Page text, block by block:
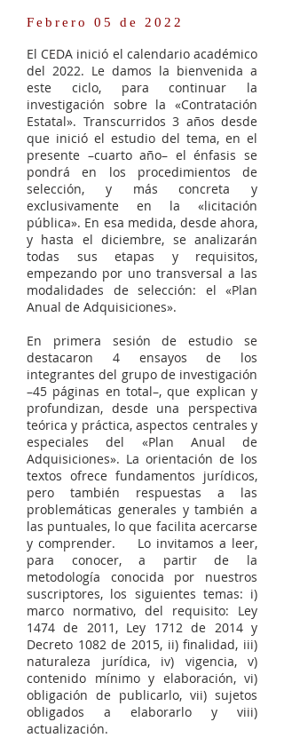
Febrero 05 de 2022
El CEDA inició el calendario académico
del 2022. Le damos la bienvenida a
este ciclo, para continuar la
investigación sobre la «Contratación
Estatal». Transcurridos 3 años desde
que inició el estudio del tema, en el
presente –cuarto año– el énfasis se
pondrá en los procedimientos de
selección, y más concreta y
exclusivamente en la «licitación
pública». En esa medida, desde ahora,
y hasta el diciembre, se analizarán
todas sus etapas y requisitos,
empezando por uno transversal a las
modalidades de selección: el «Plan
Anual de Adquisiciones».
En primera sesión de estudio se
destacaron 4 ensayos de los
integrantes del grupo de investigación
–45 páginas en total–, que explican y
profundizan, desde una perspectiva
teórica y práctica, aspectos centrales y
especiales del «Plan Anual de
Adquisiciones». La orientación de los
textos ofrece fundamentos jurídicos,
pero también respuestas a las
problemáticas generales y también a
las puntuales, lo que facilita acercarse
y comprender. Lo invitamos a leer,
para conocer, a partir de la
metodología conocida por nuestros
suscriptores, los siguientes temas: i)
marco normativo, del requisito: Ley
1474 de 2011, Ley 1712 de 2014 y
Decreto 1082 de 2015, ii) finalidad, iii)
naturaleza jurídica, iv) vigencia, v)
contenido mínimo y elaboración, vi)
obligación de publicarlo, vii) sujetos
obligados a elaborarlo y viii)
actualización.